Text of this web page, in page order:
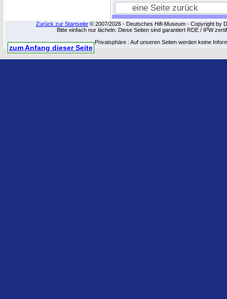
eine Seite zurück
Zurück zur Startseite © 2007/2026 - Deutsches Hifi-Museum - Copyright by
Bitte einfach nur lächeln: Diese Seiten sind garantiert RDE / IPW
Privatsphäre : Auf unseren Seiten werden keine
zum Anfang dieser Seite